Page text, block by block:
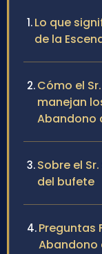
Lo que
de la
Cómo el
manejan
Abandono
Sobre el
del bufete
Preguntas
Abandono